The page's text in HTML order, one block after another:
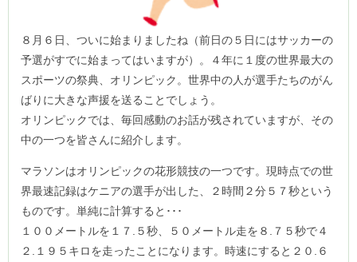
８月６日、ついに始まりましたね（前日の５日にはサッカーの
予選がすでに始まってはいますが）。４年に１度の世界最大の
スポーツの祭典、オリンピック。世界中の人が選手たちのがん
ばりに大きな声援を送ることでしょう。
オリンピックでは、毎回感動のお話が残されていますが、その
中の一つを皆さんに紹介します。
マラソンはオリンピックの花形競技の一つです。現時点での世
界最速記録はケニアの選手が出した、２時間２分５７秒という
ものです。単純に計算すると･･･
１００メートルを１７.５秒、５０メートル走を８.７５秒で４
２.１９５キロを走ったことになります。時速にすると２０.６